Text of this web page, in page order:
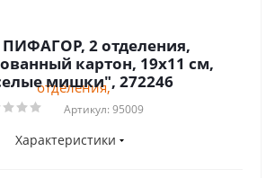
2 отделения,
картон, 19х11 см,
мишки", 272246
Артикул: 95009
Характеристики